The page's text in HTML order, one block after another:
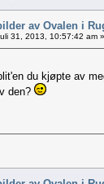
av Ovalen i
31, 2013, 10:57:42 am »
du kjøpte av
den?